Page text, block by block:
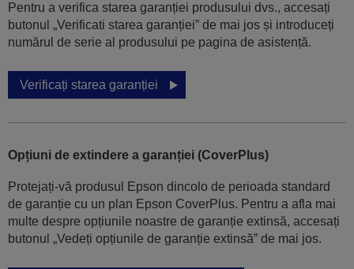
Pentru a verifica starea garanției produsului dvs., accesați
butonul „Verificati starea garanției” de mai jos și introduceți
numărul de serie al produsului pe pagina de asistență.
Verificați starea garanției
Opțiuni de extindere a garanției (CoverPlus)
Protejați-vă produsul Epson dincolo de perioada standard
de garanție cu un plan Epson CoverPlus. Pentru a afla mai
multe despre opțiunile noastre de garanție extinsă, accesați
butonul „Vedeți opțiunile de garanție extinsă” de mai jos.